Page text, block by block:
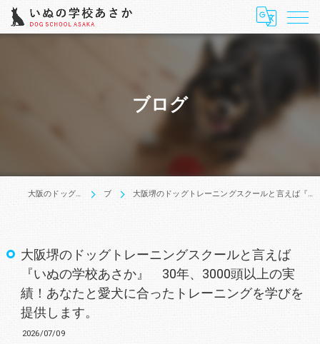
ブログ
大阪のドッグトレーニングはいぬの学校あさか ブログ 大阪堺のドッグトレーニングスクールと言えば『いぬの学校あさか』 30年、3000頭以上の実績！あなたと愛犬に合ったトレーニングを学びを提供します。
大阪堺のドッグトレーニングスクールと言えば
『いぬの学校あさか』 30年、3000頭以上の実
績！あなたと愛犬に合ったトレーニングを学びを
提供します。
2026/07/09